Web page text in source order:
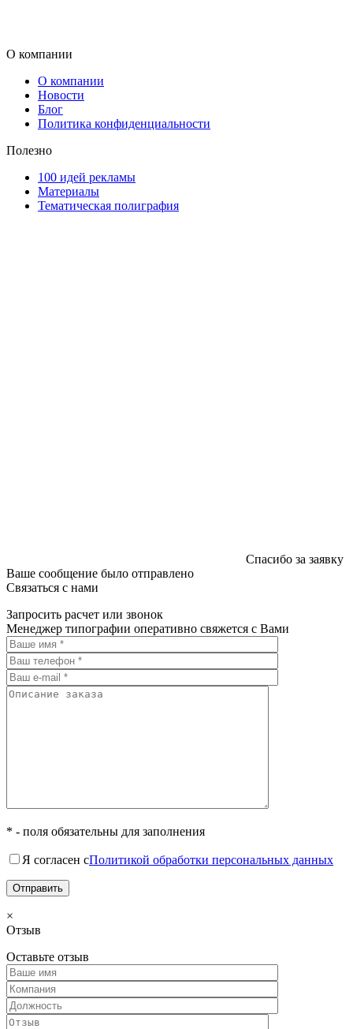
О компании
О компании
Новости
Блог
Политика конфиденциальности
Полезно
100 идей рекламы
Материалы
Тематическая полиграфия
Спасибо за заявку
Ваше сообщение было отправлено
Связаться с нами
Запросить расчет или звонок
Менеджер типографии оперативно свяжется с Вами
* - поля обязательны для заполнения
Я согласен сПолитикой обработки персональных данных
×
Отзыв
Оставьте отзыв